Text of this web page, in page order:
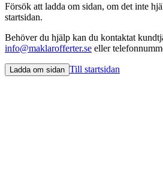
Försök att ladda om sidan, om det inte
startsidan.
Behöver du hjälp kan du kontaktat
info@maklarofferter.se eller
Ladda om sidan Till startsidan